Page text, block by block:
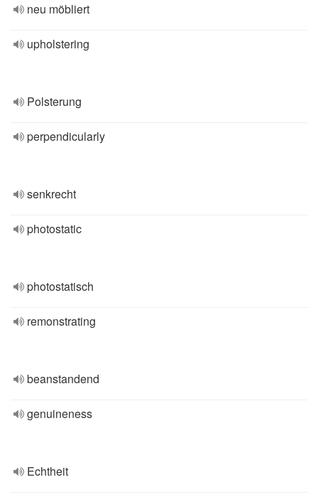
neu möbliert
upholstering
Polsterung
perpendicularly
senkrecht
photostatic
photostatisch
remonstrating
beanstandend
genuineness
Echtheit